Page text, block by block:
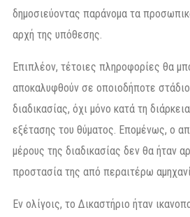
δημοσιεύοντας παράνομα τα
αρχή της υπόθεσης.
Επιπλέον, τέτοιες πληροφορίες θα
αποκαλυφθούν σε οποιοδήποτε στάδιο
διαδικασίας, όχι μόνο κατά τη
εξέτασης του θύματος. Επομένως, ο
μέρους της διαδικασίας δεν θα ήταν
προστασία της από περαιτέρω
Εν ολίγοις, το Δικαστήριο ήταν